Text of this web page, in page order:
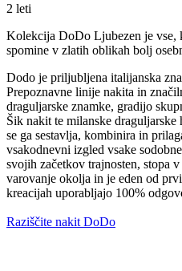
2 leti
Kolekcija DoDo Ljubezen je vse,
spomine v zlatih oblikah bolj
Dodo je priljubljena italijanska
Prepoznavne linije nakita in
draguljarske znamke, gradijo
Šik nakit te milanske draguljarske
se ga sestavlja, kombinira in
vsakodnevni izgled vsake
svojih začetkov trajnosten, stopa
varovanje okolja in je eden od
kreacijah uporabljajo 100%
Raziščite nakit DoDo